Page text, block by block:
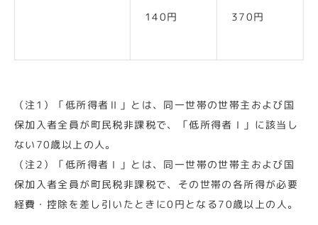
140円 370円
（注1）「低所得者Ⅱ」とは、同一世帯の世帯主および国
保加入者全員が町民税非課税で、「低所得者Ⅰ」に該当し
ない70歳以上の人。
（注2）「低所得者Ⅰ」とは、同一世帯の世帯主および国
保加入者全員が町民税非課税で、その世帯の各所得が必要
経費・控除を差し引いたときに0円となる70歳以上の人。